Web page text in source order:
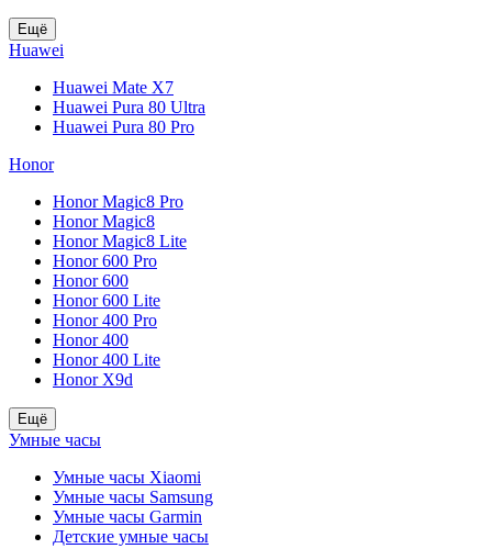
Ещё
Huawei
Huawei Mate X7
Huawei Pura 80 Ultra
Huawei Pura 80 Pro
Honor
Honor Magic8 Pro
Honor Magic8
Honor Magic8 Lite
Honor 600 Pro
Honor 600
Honor 600 Lite
Honor 400 Pro
Honor 400
Honor 400 Lite
Honor X9d
Ещё
Умные часы
Умные часы Xiaomi
Умные часы Samsung
Умные часы Garmin
Детские умные часы